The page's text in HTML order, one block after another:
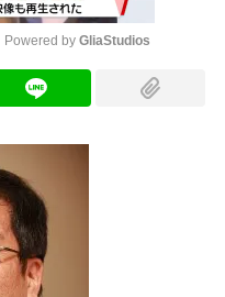
Powered by GliaStudios